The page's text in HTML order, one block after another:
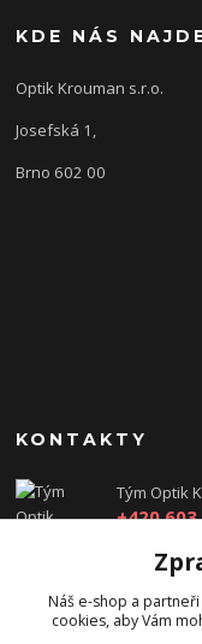
KDE NÁS
Optik Krouman s.r.o.
Josefská 1,
Brno 602 00
KONTAKTY
Tým Optik
+420
Náš e-shop a
cookies, aby Vám